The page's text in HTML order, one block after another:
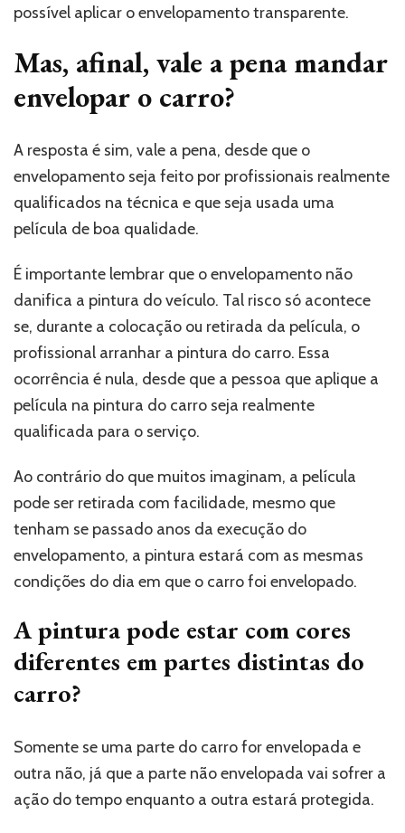
possível aplicar o envelopamento transparente.
Mas, afinal, vale a pena mandar
envelopar o carro?
A resposta é sim, vale a pena, desde que o
envelopamento seja feito por profissionais realmente
qualificados na técnica e que seja usada uma
película de boa qualidade.
É importante lembrar que o envelopamento não
danifica a pintura do veículo. Tal risco só acontece
se, durante a colocação ou retirada da película, o
profissional arranhar a pintura do carro. Essa
ocorrência é nula, desde que a pessoa que aplique a
película na pintura do carro seja realmente
qualificada para o serviço.
Ao contrário do que muitos imaginam, a película
pode ser retirada com facilidade, mesmo que
tenham se passado anos da execução do
envelopamento, a pintura estará com as mesmas
condições do dia em que o carro foi envelopado.
A pintura pode estar com cores
diferentes em partes distintas do
carro?
Somente se uma parte do carro for envelopada e
outra não, já que a parte não envelopada vai sofrer a
ação do tempo enquanto a outra estará protegida.